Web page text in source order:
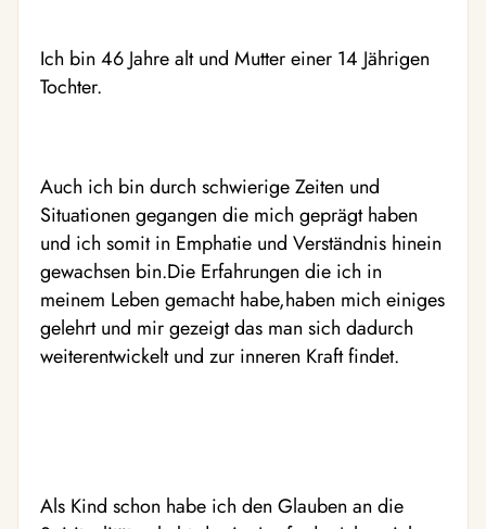
Ich bin 46 Jahre alt und Mutter einer 14 Jährigen
Tochter.
Auch ich bin durch schwierige Zeiten und
Situationen gegangen die mich geprägt haben
und ich somit in Emphatie und Verständnis hinein
gewachsen bin.Die Erfahrungen die ich in
meinem Leben gemacht habe,haben mich einiges
gelehrt und mir gezeigt das man sich dadurch
weiterentwickelt und zur inneren Kraft findet.
Als Kind schon habe ich den Glauben an die